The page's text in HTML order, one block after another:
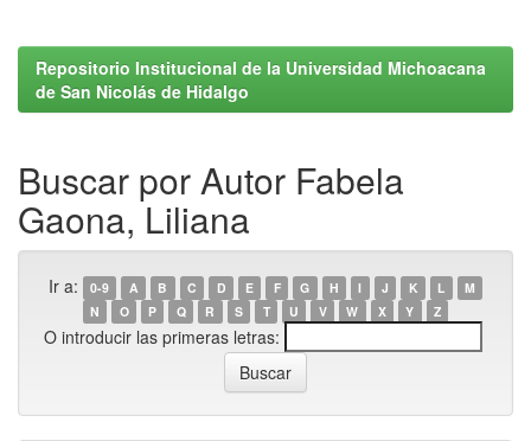
Repositorio Institucional de la Universidad Michoacana
de San Nicolás de Hidalgo
Buscar por Autor Fabela
Gaona, Liliana
Ir a: 0-9 A B C D E F G H I J K L
M
N
O P Q R S T U V W X Y Z
O introducir las primeras letras: